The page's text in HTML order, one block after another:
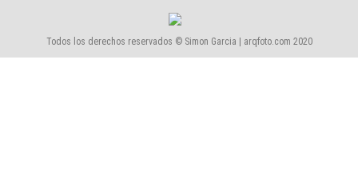
Todos los derechos reservados © Simon Garcia | arqfoto.com 2020